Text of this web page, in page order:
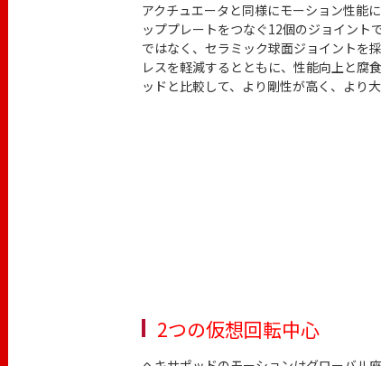
アクチュエータと同様にモーション性能
ッププレートをつなぐ12個のジョイント
ではなく、セラミック球面ジョイントを
レスを軽減するとともに、性能向上と腐
ッドと比較して、より剛性が高く、より
2つの仮想回転中心